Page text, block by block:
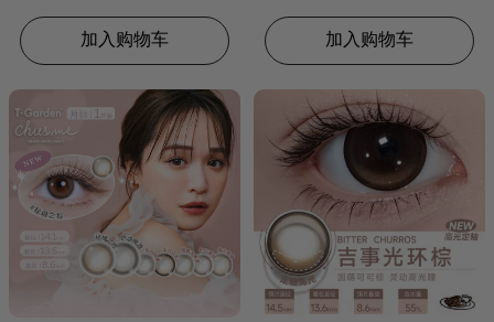
加入购物车 加入购物车